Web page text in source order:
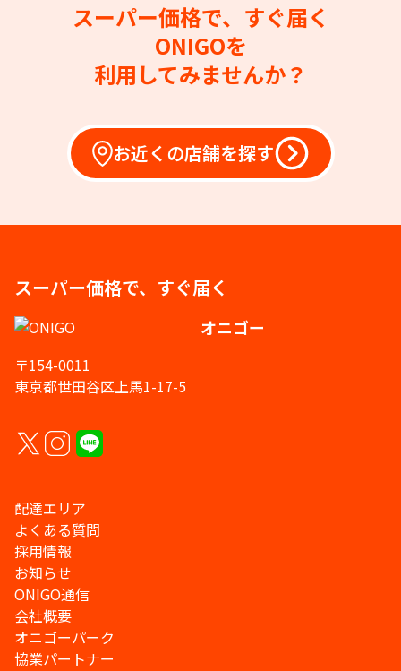
スーパー価格で、すぐ届く
ONIGOを
利用してみませんか？
お近くの店舗を探す
スーパー価格で、すぐ届く
オニゴー
〒154-0011
東京都世田谷区上馬1-17-5
配達エリア
よくある質問
採用情報
お知らせ
ONIGO通信
会社概要
オニゴーパーク
協業パートナー